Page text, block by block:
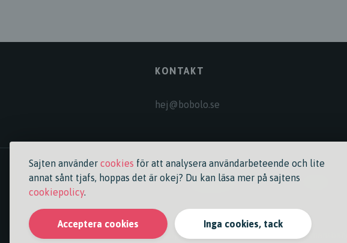
KONTAKT
hej@bobolo.se
Kontakta mig Om Bobolo
© Copyright – Ett frilansande
Sajten använder cookies för att analysera användarbeteende och lite
annat sånt tjafs, hoppas det är okej? Du kan läsa mer på sajtens
cookiepolicy.
Acceptera cookies Inga cookies, tack